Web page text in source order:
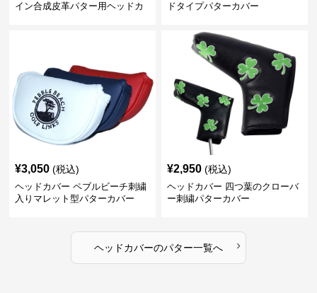
イン合成皮革パター用ヘッドカ
ドタイプパターカバー
¥3,050 (税込)
ヘッドカバー ペブルビーチ刺繍
入りマレット型パターカバー
¥2,950 (税込)
ヘッドカバー 四つ葉のクローバ
ー刺繍パターカバー
ヘッドカバーのパター一覧へ ›